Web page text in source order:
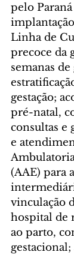
pelo
Linha de
precoce da
semanas de
gestação;
pré-natal,
consultas e
e
(AAE) para
vinculação
hospital de
ao parto,
gestacional;